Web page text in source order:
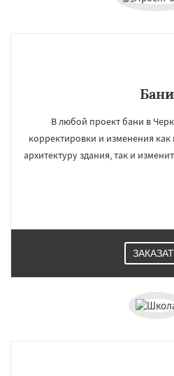
Бани
В любой проект бани в
корректировки и изменения
архитектуру здания, так и